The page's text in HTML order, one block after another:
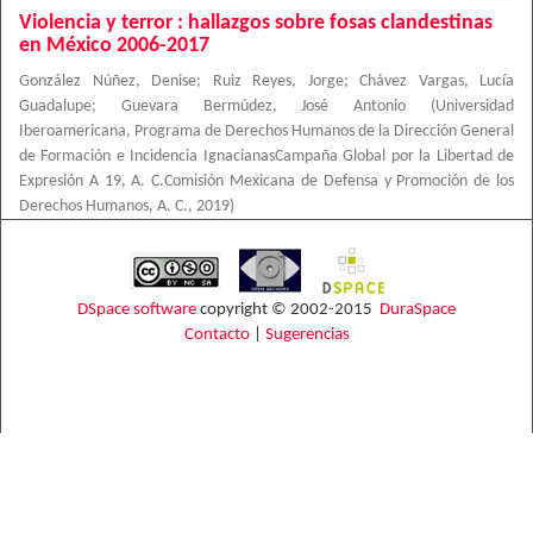
Violencia y terror : hallazgos sobre fosas clandestinas
en México 2006-2017
González Núñez, Denise; Ruiz Reyes, Jorge; Chávez Vargas, Lucía
Guadalupe; Guevara Bermúdez, José Antonio (Universidad
Iberoamericana, Programa de Derechos Humanos de la Dirección General
de Formación e Incidencia IgnacianasCampaña Global por la Libertad de
Expresión A 19, A. C.Comisión Mexicana de Defensa y Promoción de los
Derechos Humanos, A. C., 2019)
DSpace software copyright © 2002-2015 DuraSpace
Contacto| Sugerencias